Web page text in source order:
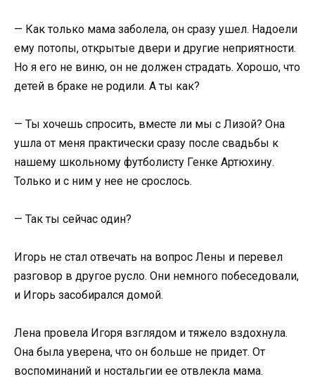
— Как только мама заболела, он сразу ушел. Надоели
ему потопы, открытые двери и другие неприятности.
Но я его не виню, он не должен страдать. Хорошо, что
детей в браке не родили. А ты как?
— Ты хочешь спросить, вместе ли мы с Лизой? Она
ушла от меня практически сразу после свадьбы к
нашему школьному футболисту Генке Артюхину.
Только и с ним у нее не срослось.
— Так ты сейчас один?
Игорь не стал отвечать на вопрос Лены и перевел
разговор в другое русло. Они немного побеседовали,
и Игорь засобирался домой.
Лена провела Игоря взглядом и тяжело вздохнула.
Она была уверена, что он больше не придет. От
воспоминаний и ностальгии ее отвлекла мама.